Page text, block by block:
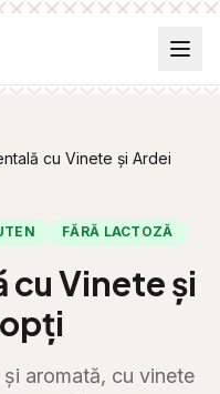
cu Vinete și Ardei
FĂRĂ LACTOZĂ
cu Vinete și
aromată, cu vinete